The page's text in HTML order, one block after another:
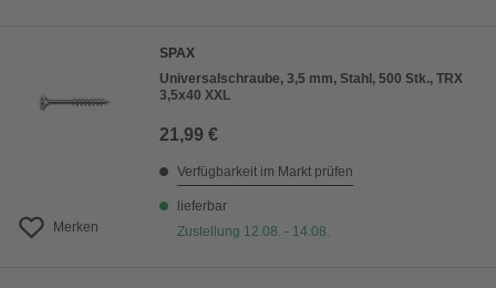
Merken
SPAX
Universalschraube, 3,5 mm, Stahl, 500 Stk., TRX
3,5x40 XXL
21,99 €
Verfügbarkeit im Markt prüfen
lieferbar
Zustellung 12.08. - 14.08.